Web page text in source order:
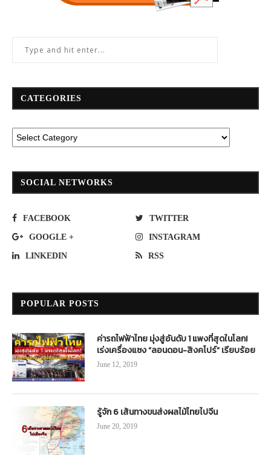
CATEGORIES
SOCIAL NETWORKS
FACEBOOK TWITTER
GOOGLE + INSTAGRAM
LINKEDIN RSS
POPULAR POSTS
ค่ารถไฟฟ้าไทย มุ่งสู่อันดับ 1 แพงที่สุดในโลก!
เร่งเครื่องแซง “ลอนดอน-สิงคโปร์” เรียบร้อย
June 12, 2019
รู้จัก 6 เส้นทางขนส่งผลไม้ไทยไปจีน
June 20, 2019